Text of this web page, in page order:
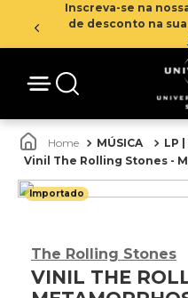
Inscreva-se na
de desconto na
MÚSICA LP |
Vinil The Rolling Stones -
Importado
The Rolling Stones
VINIL THE